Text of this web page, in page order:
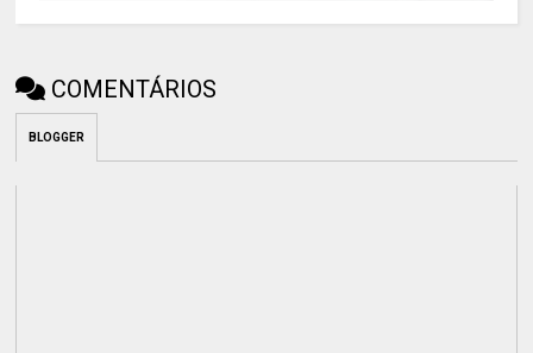
COMENTÁRIOS
BLOGGER